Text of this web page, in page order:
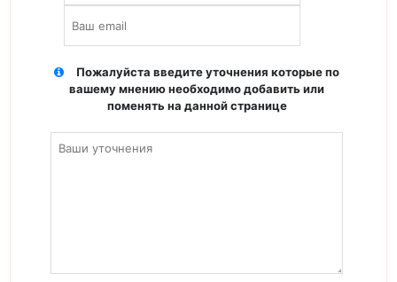
Пожалуйста введите уточнения которые по
вашему мнению необходимо добавить или
поменять на данной странице